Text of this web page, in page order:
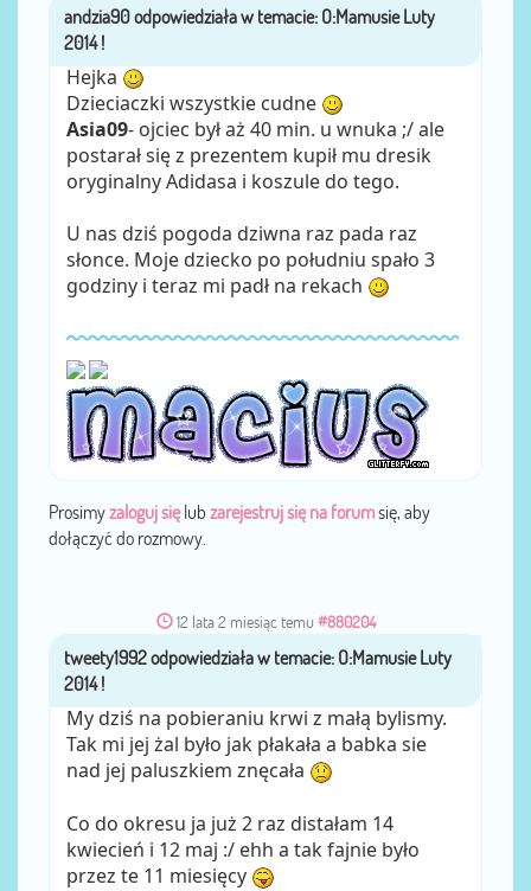
przezandzia90
Hejka
Dzieciaczki wszystkie cudne
Asia09- ojciec był aż 40 min. u wnuka ;/ ale
postarał się z prezentem kupił mu dresik
oryginalny Adidasa i koszule do tego.
U nas dziś pogoda dziwna raz pada raz
słonce. Moje dziecko po południu spało 3
godziny i teraz mi padł na rekach
Prosimyzaloguj sięlub zarejestruj się na forumsię, aby
dołączyć do rozmowy.
12 lata 2 miesiąc temu #880204
przeztweety1992
My dziś na pobieraniu krwi z małą bylismy.
Tak mi jej żal było jak płakała a babka sie
nad jej paluszkiem znęcała
Co do okresu ja już 2 raz distałam 14
kwiecień i 12 maj :/ ehh a tak fajnie było
przez te 11 miesięcy